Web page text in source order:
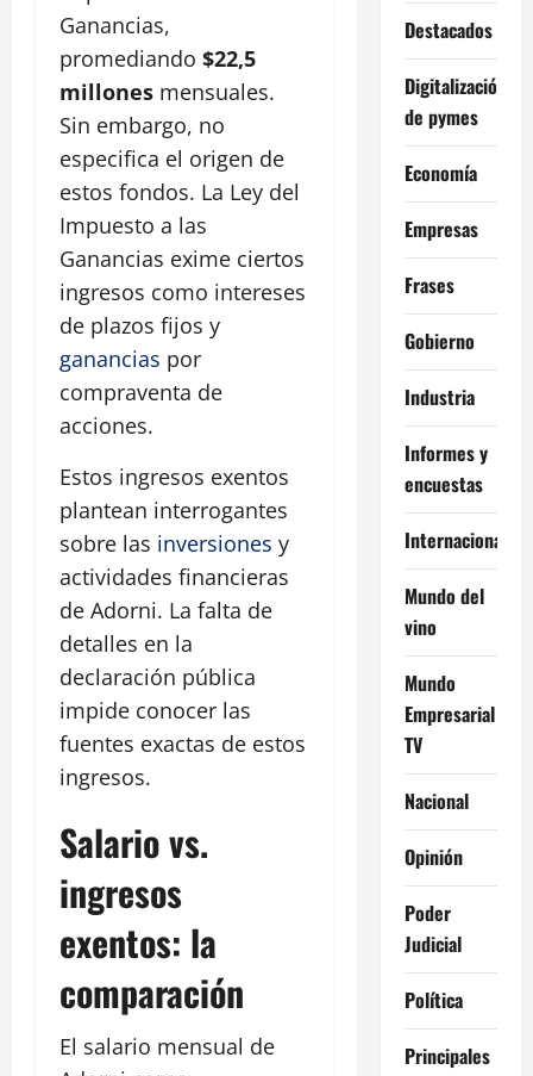
Ganancias,
promediando $22,5
millones mensuales.
Sin embargo, no
especifica el origen de
estos fondos. La Ley del
Impuesto a las
Ganancias exime ciertos
ingresos como intereses
de plazos fijos y
ganancias por
compraventa de
acciones.
Estos ingresos exentos
plantean interrogantes
sobre las inversiones y
actividades financieras
de Adorni. La falta de
detalles en la
declaración pública
impide conocer las
fuentes exactas de estos
ingresos.
Salario vs.
ingresos
exentos: la
comparación
El salario mensual de
Destacados
Digitalización
de pymes
Economía
Empresas
Frases
Gobierno
Industria
Informes y
encuestas
Internacional
Mundo del
vino
Mundo
Empresarial
TV
Nacional
Opinión
Poder
Judicial
Política
Principales